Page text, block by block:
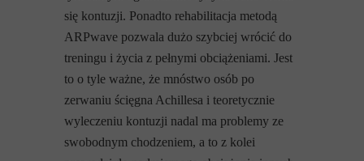
się kontuzji. Ponadto rehabilitacja metodą
ARPwave pozwala dużo szybciej wrócić do
treningu i życia z pełnymi obciążeniami. Jest
to o tyle ważne, że mnóstwo osób po
zerwaniu ścięgna Achillesa i teoretycznie
wyleczeniu kontuzji nadal ma problemy ze
swobodnym chodzeniem, a to z kolei